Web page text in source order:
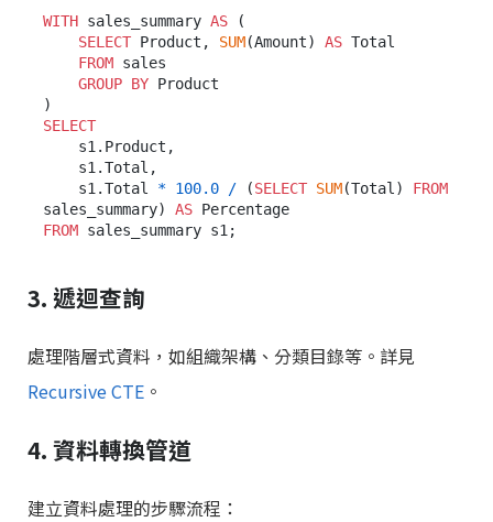
WITH sales_summary AS (
SELECT Product, SUM(Amount) AS Total
FROM sales
GROUP BY Product
SELECT
    s1.Total
* 100.0 / (SELECT SUM(Total) FROM
sales_summary) AS
FROM
3. 遞迴查詢
處理階層式資料，如組織架構、分類目錄等。詳見
Recursive CTE 。
4. 資料轉換管道
建立資料處理的步驟流程：